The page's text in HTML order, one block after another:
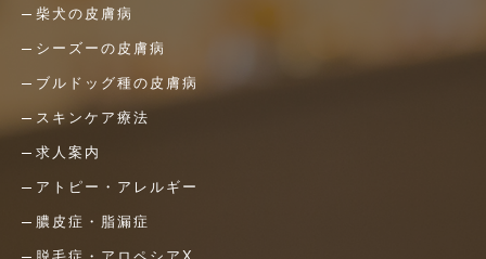
柴犬の皮膚病
シーズーの皮膚病
ブルドッグ種の皮膚病
スキンケア療法
求人案内
アトピー・アレルギー
膿皮症・脂漏症